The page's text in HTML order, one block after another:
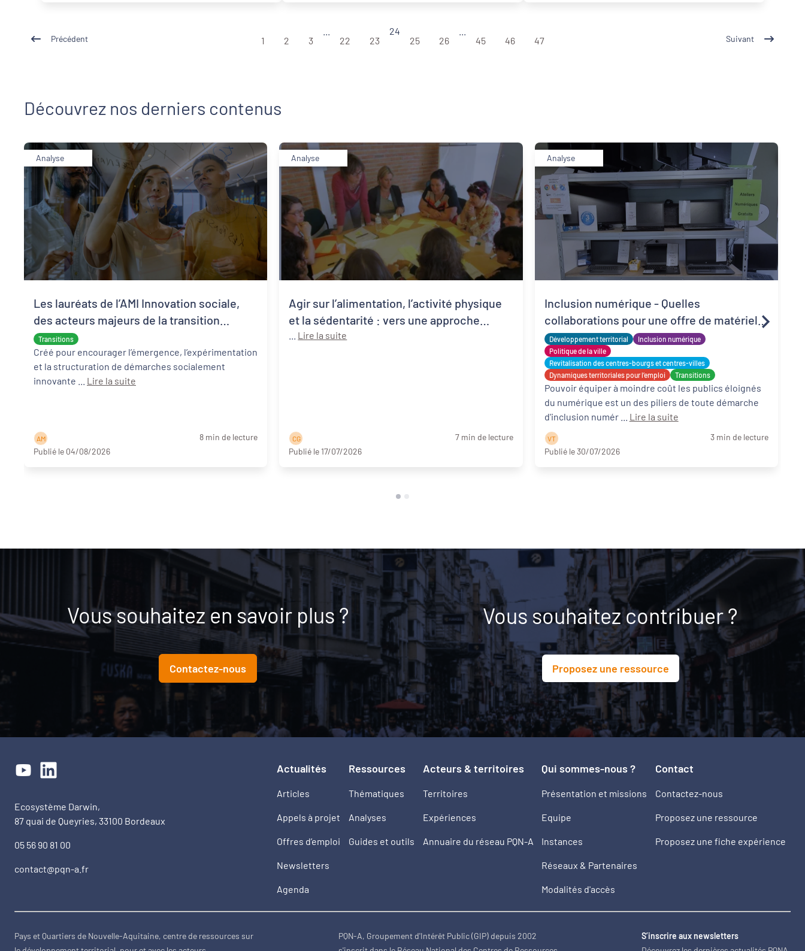
Précédent 1 2 3
22
23
24
25
26
45
46 47 Suivant
Découvrez nos derniers contenus
Analyse
Transitions
Les lauréats de l’AMI Innovation sociale,
des acteurs majeurs de la transition
écologique et sociale
Créé pour encourager l’émergence, l’expérimentation
et la structuration de démarches socialement
Lire la suite
A M
8 min de lecture
Publié le 04/08/2026
Analyse
Agir sur l’alimentation, l’activité physique
et la sédentarité : vers une approche
systémique de la santé publique
Lire la suite
C G
7 min de lecture
Publié le 17/07/2026
Analyse
Développement territorial
Inclusion numérique
Politique de la ville
Revitalisation des centres-bourgs et centres-villes
Dynamiques territoriales pour l’emploi
Transitions
Inclusion numérique - Quelles
collaborations pour une offre de matériels
reconditionnés locale, solidaire et adaptée
?
Pouvoir équiper à moindre coût les publics éloignés
du numérique est un des piliers de toute démarche
Lire la suite
V T
3 min de lecture
Publié le 30/07/2026
Vous souhaitez en savoir plus ?
Contactez-nous
Vous souhaitez contribuer ?
Proposez une ressource
Ecosystème Darwin,
87 quai de Queyries, 33100 Bordeaux
05 56 90 81 00
contact@pqn-a.fr
Actualités
Articles
Appels à projet
Offres d’emploi
Newsletters
Agenda
Ressources
Thématiques
Analyses
Guides et outils
Acteurs & territoires
Territoires
Expériences
Annuaire du réseau PQN-A
Qui sommes-nous ?
Présentation et missions
Equipe
Instances
Réseaux & Partenaires
Modalités d'accès
Contact
Contactez-nous
Proposez une ressource
Proposez une fiche expérience
Pays et Quartiers de Nouvelle-Aquitaine, centre de ressources sur
PQN-A, Groupement d'Intérêt Public (GIP) depuis 2002
S’inscrire aux newsletters